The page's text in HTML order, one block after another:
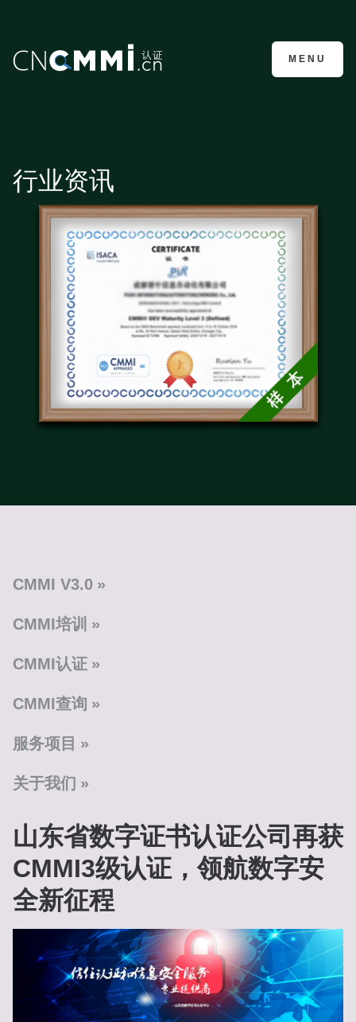
CMMI认证咨询
MENU
行业资讯
CMMI V3.0
CMMI培训
CMMI认证
CMMI查询
服务项目
关于我们
山东省数字证书认证公司再获
CMMI3级认证，领航数字安
全新征程